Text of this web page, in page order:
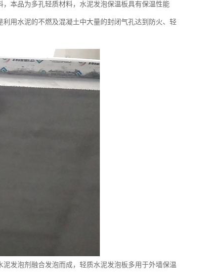
本品为多孔轻质材料，水泥发泡保温板具有保温性能
用水泥的不燃及混凝土中大量的封闭气孔达到防火、轻
发泡剂融合发泡而成，轻质水泥发泡板多用于外墙保温